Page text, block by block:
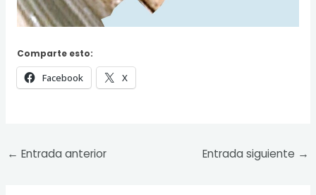
Comparte esto:
Facebook X
← Entrada anterior Entrada siguiente →